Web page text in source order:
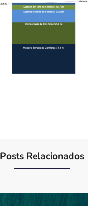
Posts Relacionados